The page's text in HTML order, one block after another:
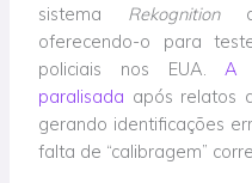
sistema Rekognitionde
oferecendo-o para
policiais nos EUA.A
paralisada após relatos
gerando identificações
falta de “calibragem”